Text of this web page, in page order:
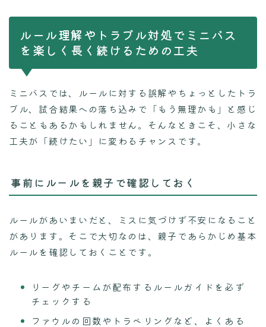
ルール理解やトラブル対処でミニバス
を楽しく長く続けるための工夫
ミニバスでは、ルールに対する誤解やちょっとしたトラ
ブル、試合結果への落ち込みで「もう無理かも」と感じ
ることもあるかもしれません。そんなときこそ、小さな
工夫が「続けたい」に変わるチャンスです。
事前にルールを親子で確認しておく
ルールがあいまいだと、ミスに気づけず不安になること
があります。そこで大切なのは、親子であらかじめ基本
ルールを確認しておくことです。
リーグやチームが配布するルールガイドを必ず
チェックする
ファウルの回数やトラベリングなど、よくある